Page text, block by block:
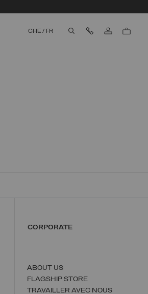
CHE / FR Nous contacter
CORPORATE
ABOUT US
FLAGSHIP STORE
TRAVAILLER AVEC NOUS